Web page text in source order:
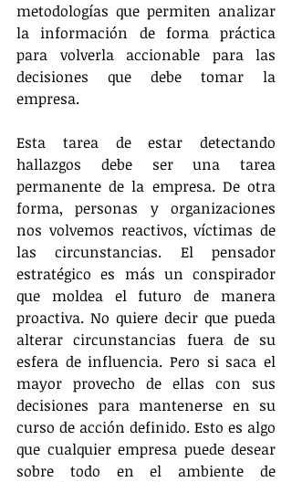
metodologías que permiten analizar
la información de forma práctica
para volverla accionable para las
decisiones que debe tomar la
empresa.
Esta tarea de estar detectando
hallazgos debe ser una tarea
permanente de la empresa. De otra
forma, personas y organizaciones
nos volvemos reactivos, víctimas de
las circunstancias. El pensador
estratégico es más un conspirador
que moldea el futuro de manera
proactiva. No quiere decir que pueda
alterar circunstancias fuera de su
esfera de influencia. Pero si saca el
mayor provecho de ellas con sus
decisiones para mantenerse en su
curso de acción definido. Esto es algo
que cualquier empresa puede desear
sobre todo en el ambiente de